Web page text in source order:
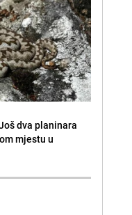
dva planinara
mjestu u